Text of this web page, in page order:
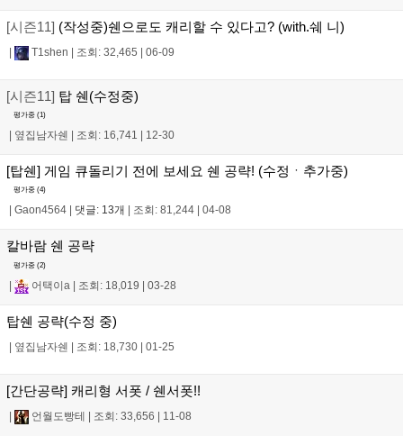
[시즌11] (작성중)쉔으로도 캐리할 수 있다고? (with.쉐 니)
| T1shen | 조회: 32,465 | 06-09
[시즌11] 탑 쉔(수정중)
평가중 (1)
옆집남자쉔 조회: 16,741 12-30
[탑쉔] 게임 큐돌리기 전에 보세요 쉔 공략! (수정ㆍ추가중)
평가중 (4)
Gaon4564 댓글: 13개 조회: 81,244 04-08
칼바람 쉔 공략
평가중 (2)
| 어택이a | 조회: 18,019 | 03-28
탑쉔 공략(수정 중)
| 옆집남자쉔 | 조회: 18,730 | 01-25
[간단공략] 캐리형 서폿 / 쉔서폿!!
| 언월도빵테 | 조회: 33,656 | 11-08